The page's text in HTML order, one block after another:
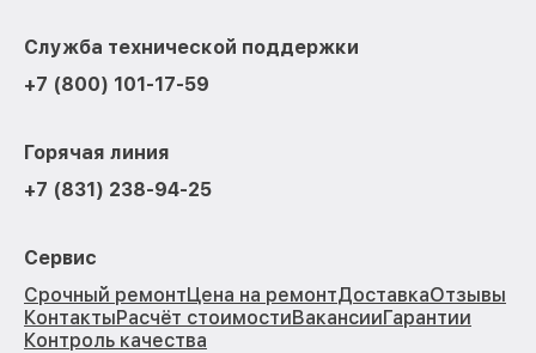
Служба технической поддержки
+7 (800) 101-17-59
Горячая линия
+7 (831) 238-94-25
Сервис
Срочный ремонтЦена на ремонтДоставкаОтзывы
КонтактыРасчёт стоимостиВакансииГарантии
Контроль качества